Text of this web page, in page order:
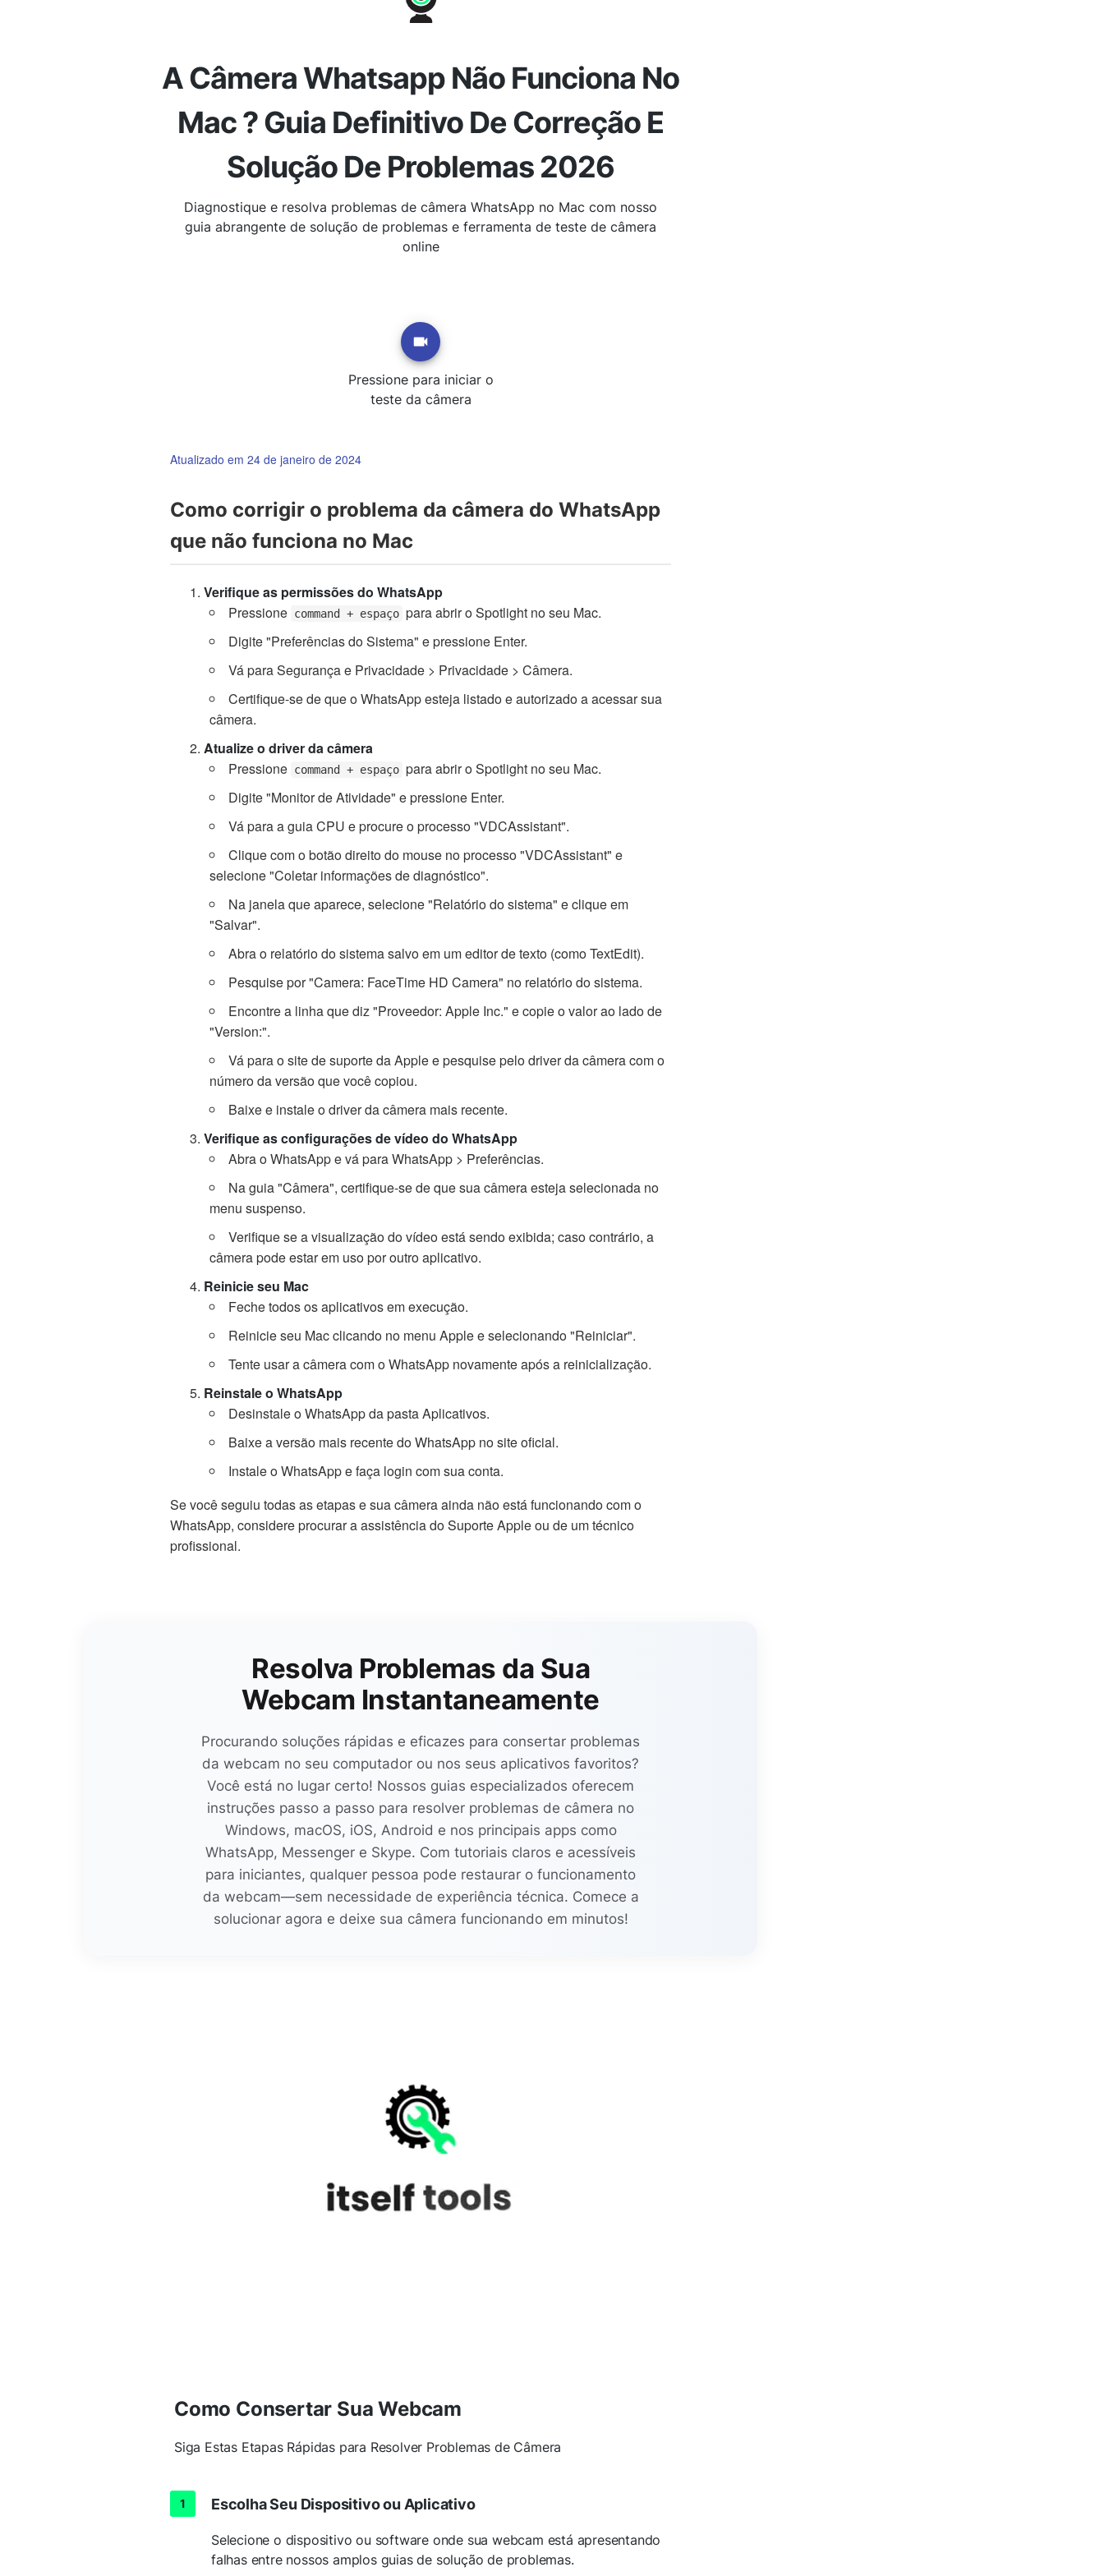
A Câmera Whatsapp Não Funciona No
Mac ? Guia Definitivo De Correção E
Solução De Problemas 2026
Diagnostique e resolva problemas de câmera WhatsApp no Mac com nosso
guia abrangente de solução de problemas e ferramenta de teste de câmera
online
Pressione para iniciar o
teste da câmera
Atualizado em 24 de janeiro de 2024
Como corrigir o problema da câmera do WhatsApp
que não funciona no Mac
Verifique as permissões do WhatsApp
Pressione command + espaço para abrir o Spotlight no seu Mac.
Digite "Preferências do Sistema" e pressione Enter.
Vá para Segurança e Privacidade > Privacidade > Câmera.
Certifique-se de que o WhatsApp esteja listado e autorizado a acessar sua
câmera.
Atualize o driver da câmera
Pressione command + espaço para abrir o Spotlight no seu Mac.
Digite "Monitor de Atividade" e pressione Enter.
Vá para a guia CPU e procure o processo "VDCAssistant".
Clique com o botão direito do mouse no processo "VDCAssistant" e
selecione "Coletar informações de diagnóstico".
Na janela que aparece, selecione "Relatório do sistema" e clique em
"Salvar".
Abra o relatório do sistema salvo em um editor de texto (como TextEdit).
Pesquise por "Camera: FaceTime HD Camera" no relatório do sistema.
Encontre a linha que diz "Proveedor: Apple Inc." e copie o valor ao lado de
"Version:".
Vá para o site de suporte da Apple e pesquise pelo driver da câmera com o
número da versão que você copiou.
Baixe e instale o driver da câmera mais recente.
Verifique as configurações de vídeo do WhatsApp
Abra o WhatsApp e vá para WhatsApp > Preferências.
Na guia "Câmera", certifique-se de que sua câmera esteja selecionada no
menu suspenso.
Verifique se a visualização do vídeo está sendo exibida; caso contrário, a
câmera pode estar em uso por outro aplicativo.
Reinicie seu Mac
Feche todos os aplicativos em execução.
Reinicie seu Mac clicando no menu Apple e selecionando "Reiniciar".
Tente usar a câmera com o WhatsApp novamente após a reinicialização.
Reinstale o WhatsApp
Desinstale o WhatsApp da pasta Aplicativos.
Baixe a versão mais recente do WhatsApp no site oficial.
Instale o WhatsApp e faça login com sua conta.
Se você seguiu todas as etapas e sua câmera ainda não está funcionando com o
WhatsApp, considere procurar a assistência do Suporte Apple ou de um técnico
profissional.
Resolva Problemas da Sua
Webcam Instantaneamente
Procurando soluções rápidas e eficazes para consertar problemas
da webcam no seu computador ou nos seus aplicativos favoritos?
Você está no lugar certo! Nossos guias especializados oferecem
instruções passo a passo para resolver problemas de câmera no
Windows, macOS, iOS, Android e nos principais apps como
WhatsApp, Messenger e Skype. Com tutoriais claros e acessíveis
para iniciantes, qualquer pessoa pode restaurar o funcionamento
da webcam—sem necessidade de experiência técnica. Comece a
solucionar agora e deixe sua câmera funcionando em minutos!
Como Consertar Sua Webcam
Siga Estas Etapas Rápidas para Resolver Problemas de Câmera
Escolha Seu Dispositivo ou Aplicativo
Selecione o dispositivo ou software onde sua webcam está apresentando
falhas entre nossos amplos guias de solução de problemas.